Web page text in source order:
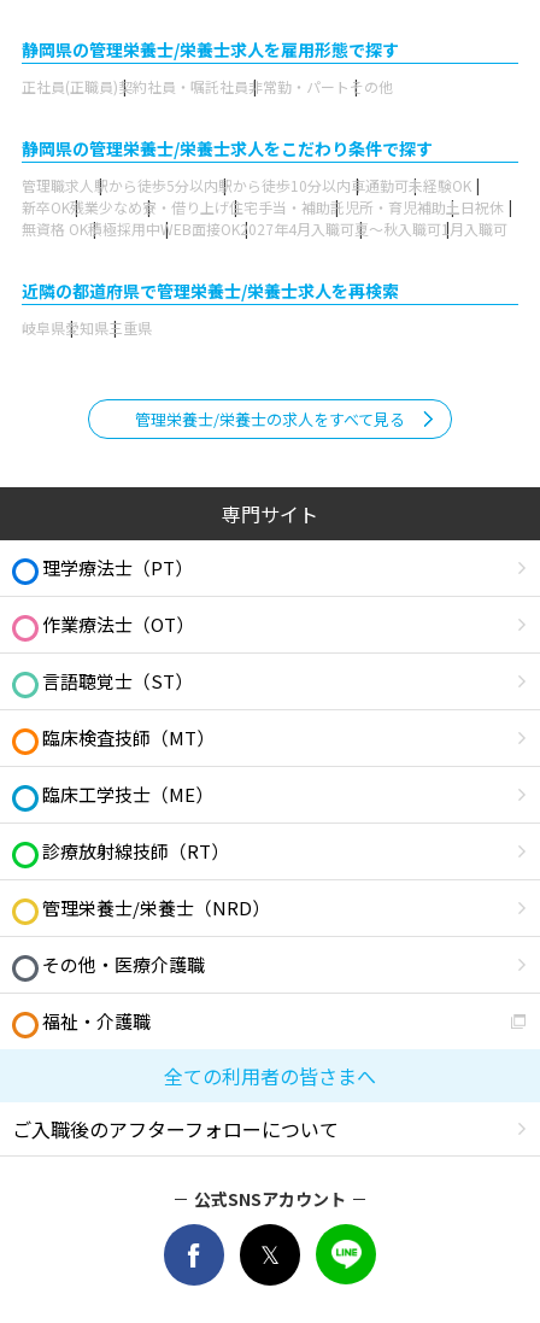
静岡県の管理栄養士/栄養士求人を雇用形態で探す
正社員(正職員)契約社員・嘱託社員非常勤・パートその他
静岡県の管理栄養士/栄養士求人をこだわり条件で探す
管理職求人 駅から徒歩5分以内駅から徒歩10分以内車通勤可未経験OK
新卒OK残業少なめ寮・借り上げ住宅手当・補助託児所・育児補助土日祝休
無資格 OK積極採用中WEB面接OK2027年4月入職可夏～秋入職可1月入職可
近隣の都道府県で管理栄養士/栄養士求人を再検索
岐阜県愛知県三重県
管理栄養士/栄養士の求人をすべて見る
専門サイト
理学療法士（PT）
作業療法士（OT）
言語聴覚士（ST）
臨床検査技師（MT）
臨床工学技士（ME）
診療放射線技師（RT）
管理栄養士/栄養士（NRD）
その他・医療介護職
福祉・介護職
全ての利用者の皆さまへ
ご入職後のアフターフォローについて
公式SNSアカウント